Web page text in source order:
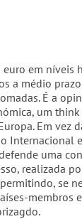
em níveis
a médio
É a
um
Em vez
Internacional
uma
realizada
se
membros